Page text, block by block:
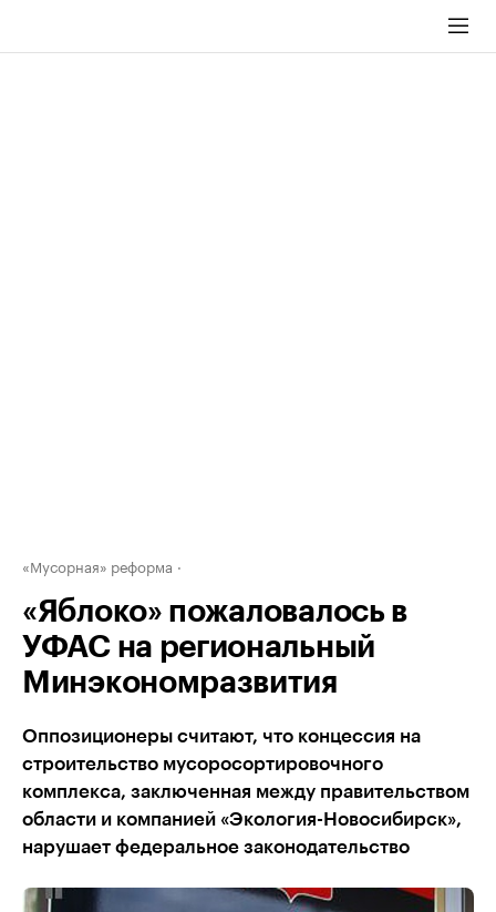
«Мусорная» реформа
«Яблоко» пожаловалось в
УФАС на региональный
Минэкономразвития
Оппозиционеры считают, что концессия на
строительство мусоросортировочного
комплекса, заключенная между правительством
области и компанией «Экология-Новосибирск»,
нарушает федеральное законодательство